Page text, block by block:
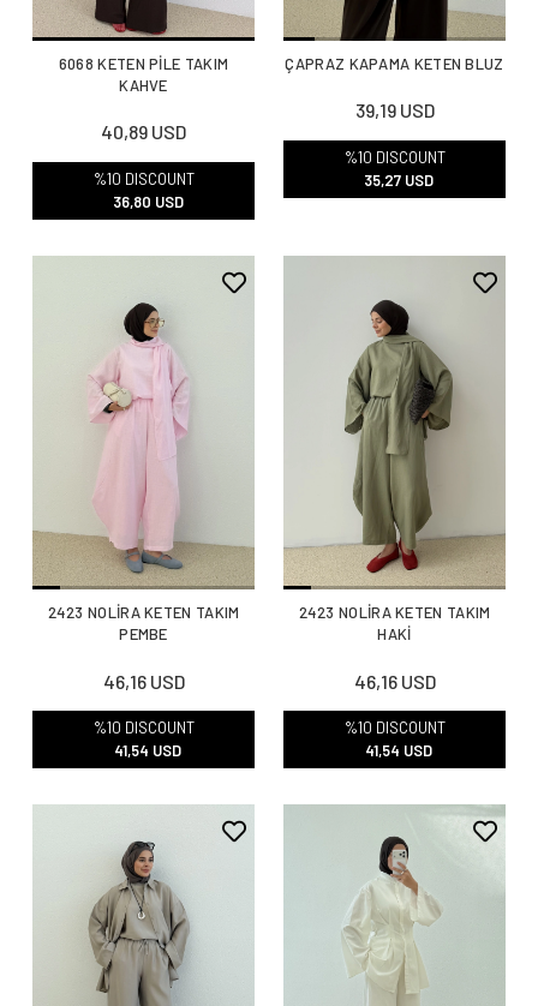
6068 KETEN PİLE TAKIM
KAHVE
40,89 USD
%10 DISCOUNT
36,80 USD
ÇAPRAZ KAPAMA KETEN BLUZ
39,19 USD
%10 DISCOUNT
35,27 USD
2423 NOLİRA KETEN TAKIM
PEMBE
46,16 USD
%10 DISCOUNT
41,54 USD
2423 NOLİRA KETEN TAKIM
HAKİ
46,16 USD
%10 DISCOUNT
41,54 USD